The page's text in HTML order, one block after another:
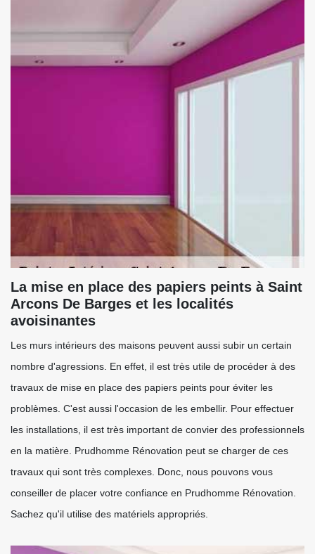
La mise en place des papiers peints à Saint
Arcons De Barges et les localités
avoisinantes
Les murs intérieurs des maisons peuvent aussi subir un certain
nombre d'agressions. En effet, il est très utile de procéder à des
travaux de mise en place des papiers peints pour éviter les
problèmes. C'est aussi l'occasion de les embellir. Pour effectuer
les installations, il est très important de convier des professionnels
en la matière. Prudhomme Rénovation peut se charger de ces
travaux qui sont très complexes. Donc, nous pouvons vous
conseiller de placer votre confiance en Prudhomme Rénovation.
Sachez qu'il utilise des matériels appropriés.